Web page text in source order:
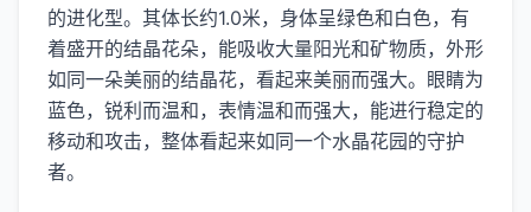
的进化型。其体长约1.0米，身体呈绿色和白色，有
着盛开的结晶花朵，能吸收大量阳光和矿物质，外形
如同一朵美丽的结晶花，看起来美丽而强大。眼睛为
蓝色，锐利而温和，表情温和而强大，能进行稳定的
移动和攻击，整体看起来如同一个水晶花园的守护
者。